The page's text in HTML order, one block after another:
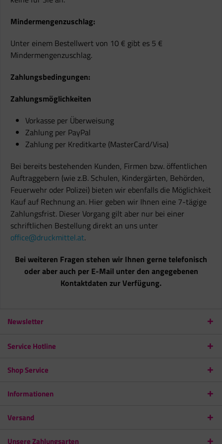
Mindermengenzuschlag:
Unter einem Bestellwert von 10 € gibt es 5 €
Mindermengenzuschlag.
Zahlungsbedingungen:
Zahlungsmöglichkeiten
Vorkasse per Überweisung
Zahlung per PayPal
Zahlung per Kreditkarte (MasterCard/Visa)
Bei bereits bestehenden Kunden, Firmen bzw. öffentlichen
Auftraggebern (wie z.B. Schulen, Kindergärten, Behörden,
Feuerwehr oder Polizei) bieten wir ebenfalls die Möglichkeit
Kauf auf Rechnung an. Hier geben wir Ihnen eine 7-tägige
Zahlungsfrist. Dieser Vorgang gilt aber nur bei einer
schriftlichen Bestellung direkt an uns unter
office@druckmittel.at.
Bei weiteren Fragen stehen wir Ihnen gerne telefonisch
oder aber auch per E-Mail unter den angegebenen
Kontaktdaten zur Verfügung.
Newsletter
Service Hotline
Shop Service
Informationen
Versand
Unsere Zahlungsarten